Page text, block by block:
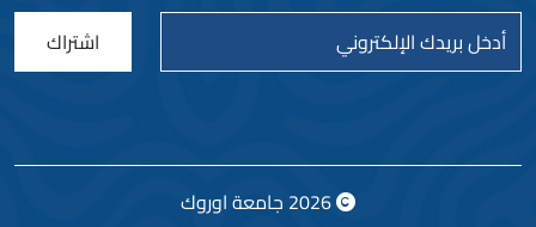
اشتراك
2026 جامعة اوروك